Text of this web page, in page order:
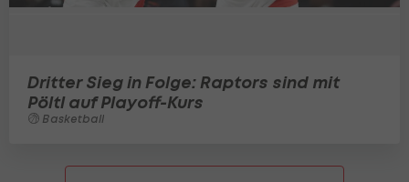
Dritter Sieg in Folge: Raptors sind mit
Pöltl auf Playoff-Kurs
Basketball